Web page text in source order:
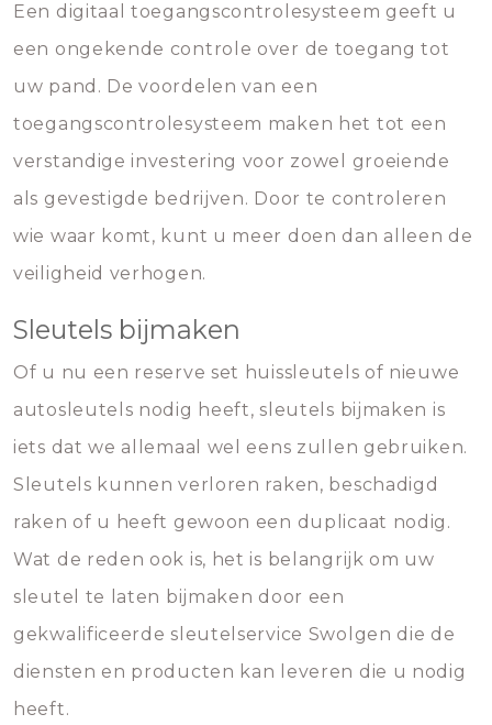
Een digitaal toegangscontrolesysteem geeft u
een ongekende controle over de toegang tot
uw pand. De voordelen van een
toegangscontrolesysteem maken het tot een
verstandige investering voor zowel groeiende
als gevestigde bedrijven. Door te controleren
wie waar komt, kunt u meer doen dan alleen de
veiligheid verhogen.
Sleutels bijmaken
Of u nu een reserve set huissleutels of nieuwe
autosleutels nodig heeft, sleutels bijmaken is
iets dat we allemaal wel eens zullen gebruiken.
Sleutels kunnen verloren raken, beschadigd
raken of u heeft gewoon een duplicaat nodig.
Wat de reden ook is, het is belangrijk om uw
sleutel te laten bijmaken door een
gekwalificeerde sleutelservice Swolgen die de
diensten en producten kan leveren die u nodig
heeft.